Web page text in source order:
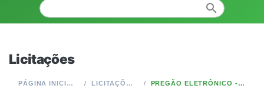
search
Licitações
PÁGINA INICIAL LICITAÇÕES PREGÃO ELETRÔNICO - Nº 09/2024